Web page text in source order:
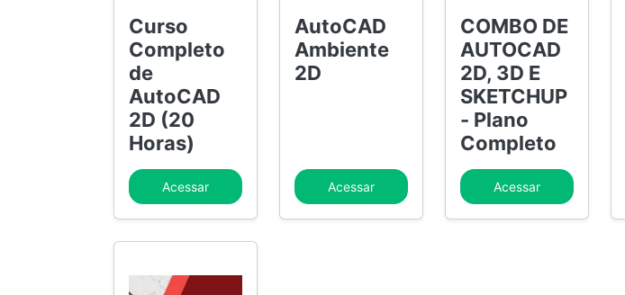
Curso
Completo
de
AutoCAD
2D (20
Horas)
Acessar
AutoCAD
Ambiente
2D
Acessar
COMBO DE
AUTOCAD
2D, 3D E
SKETCHUP
- Plano
Completo
Acessar